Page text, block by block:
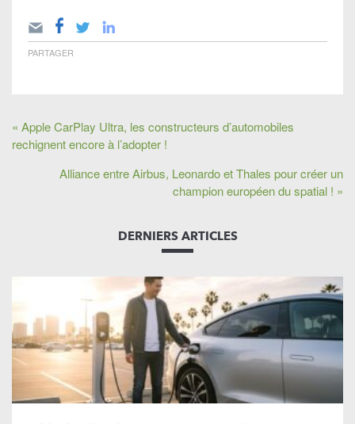
PARTAGER
« Apple CarPlay Ultra, les constructeurs d’automobiles
rechignent encore à l’adopter !
Alliance entre Airbus, Leonardo et Thales pour créer un
champion européen du spatial ! »
DERNIERS ARTICLES